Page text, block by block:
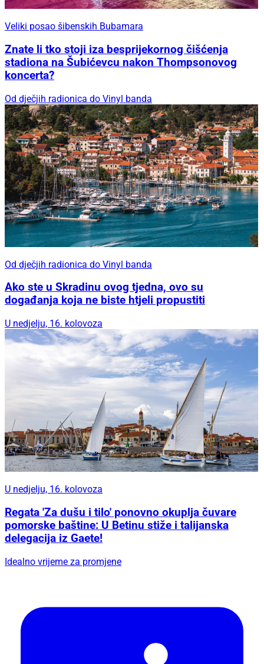
Veliki posao šibenskih Bubamara
Znate li tko stoji iza besprijekornog čišćenja
stadiona na Šubićevcu nakon Thompsonovog
koncerta?
Od dječjih radionica do Vinyl banda
Od dječjih radionica do Vinyl banda
Ako ste u Skradinu ovog tjedna, ovo su
događanja koja ne biste htjeli propustiti
U nedjelju, 16. kolovoza
U nedjelju, 16. kolovoza
Regata 'Za dušu i tilo' ponovno okuplja čuvare
pomorske baštine: U Betinu stiže i talijanska
delegacija iz Gaete!
Idealno vrijeme za promjene